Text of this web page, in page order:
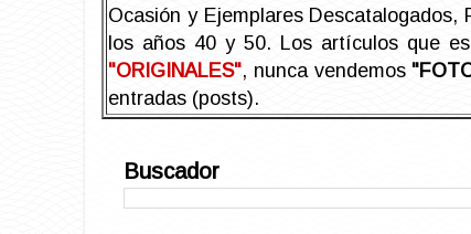
Ocasión y Ejemplares
los años 40 y 50. Los artículos que
"ORIGINALES", nunca vendemos
entradas (posts).
Buscador